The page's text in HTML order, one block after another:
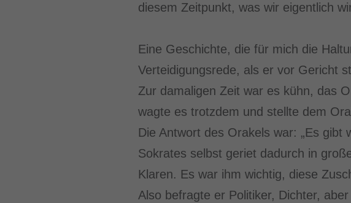
diesem Zeitpunkt, was wir eigentlich
Eine Geschichte, die für mich die
Verteidigungsrede, als er vor Gericht
Zur damaligen Zeit war es kühn, das
wagte es trotzdem und stellte dem
Die Antwort des Orakels war: „Es gibt
Sokrates selbst geriet dadurch in
Klaren. Es war ihm wichtig, diese
Also befragte er Politiker, Dichter,